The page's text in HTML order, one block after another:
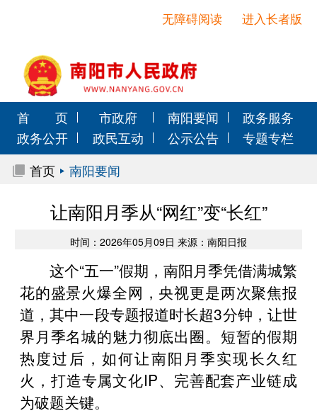
进入长者版
无障碍阅读
首 页 市政府 南阳要闻
政务服务
政务公开
政民互动 公示公告
专题专栏
首页
南阳要闻
让南阳月季从“网红”变“长红”
时间：2026年05月09日 来源：南阳日报
这个“五一”假期，南阳月季凭借满城繁
花的盛景火爆全网，央视更是两次聚焦报
道，其中一段专题报道时长超3分钟，让世
界月季名城的魅力彻底出圈。短暂的假期
热度过后，如何让南阳月季实现长久红
火，打造专属文化IP、完善配套产业链成
为破题关键。